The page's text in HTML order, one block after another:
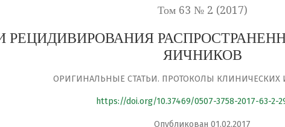
Том 63 № 2 (2017)
ЯИЧНИКОВ
ОРИГИНАЛЬНЫЕ СТАТЬИ. ПРОТОКОЛЫ КЛИНИЧЕСКИХ
https://doi.org/10.37469/0507-3758-2017-63-2-
Опубликован 01.02.2017